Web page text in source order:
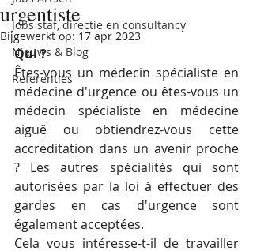
Jobs staf, directie en consultancy
Nieuws & Blog
Referenties
urgentiste
Bijgewerkt op: 17 apr 2023
Qui ?
Êtes-vous un médecin spécialiste en
médecine d'urgence ou êtes-vous un
médecin spécialiste en médecine
aiguë ou obtiendrez-vous cette
accréditation dans un avenir proche
? Les autres spécialités qui sont
autorisées par la loi à effectuer des
gardes en cas d'urgence sont
également acceptées.
Cela vous intéresse-t-il de travailler